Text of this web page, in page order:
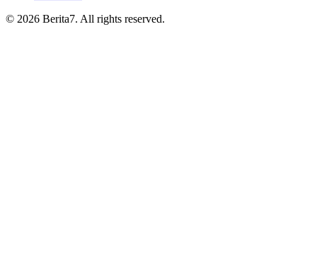
© 2026 Berita7. All rights reserved.